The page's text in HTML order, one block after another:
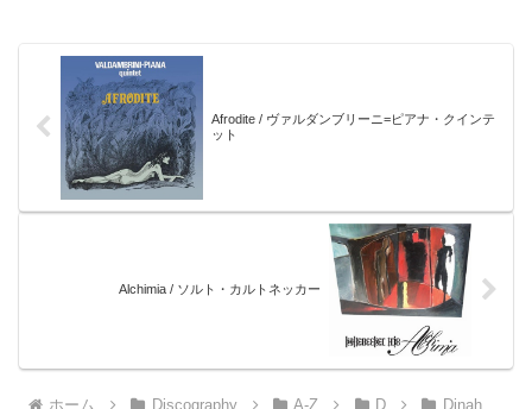
Afrodite / ヴァルダンブリーニ=ピアナ・クインテ
ット
Alchimia / ソルト・カルトネッカー
ホーム Discography A-Z D Dinah